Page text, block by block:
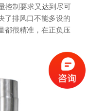
控制要求又达到尽可
了排风口不能多设的
都很精准，在正负压